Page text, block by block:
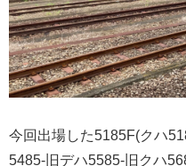
今回出場した5185F(クハ
5485-旧デハ5585-旧クハ